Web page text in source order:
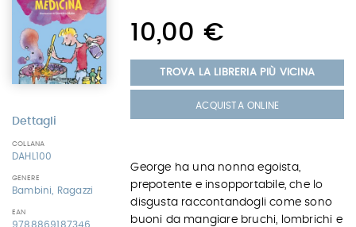
Dettagli
COLLANA
DAHL100
GENERE
Bambini, Ragazzi
EAN
9788869187346
10,00 €
TROVA LA LIBRERIA PIÙ VICINA
ACQUISTA ONLINE
George ha una nonna egoista,
prepotente e insopportabile, che lo
disgusta raccontandogli come sono
buoni da mangiare bruchi, lombrichi e